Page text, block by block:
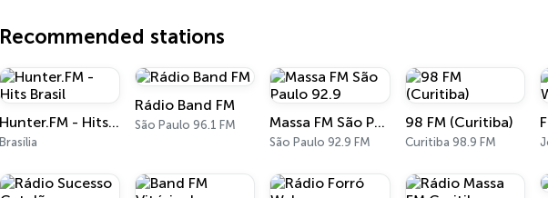
Recommended stations
Hunter.FM - Hits Brasil
Brasília
Rádio Band FM
São Paulo 96.1 FM Massa FM São Paulo 92.9
São Paulo 92.9 FM
98 FM (Curitiba)
Curitiba 98.9 FM